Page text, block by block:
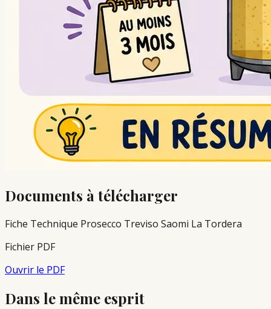
Documents à télécharger
Fiche Technique Prosecco Treviso Saomi La Tordera
Fichier PDF
Ouvrir le PDF
Dans le même esprit